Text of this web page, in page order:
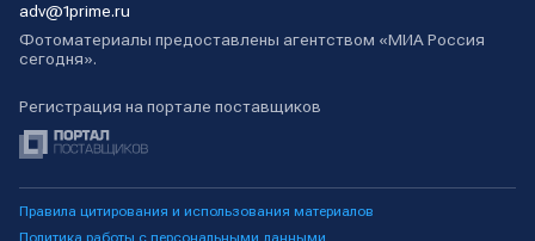
adv@1prime.ru
Фотоматериалы предоставлены агентством «МИА Россия
сегодня».
Регистрация на портале поставщиков
Правила цитирования и использования материалов
Политика работы с персональными данными